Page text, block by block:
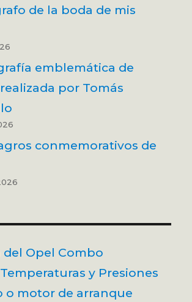
de la boda de mis
emblemática de
por Tomás
conmemorativos de
del Opel Combo
Temperaturas y Presiones
o motor de arranque